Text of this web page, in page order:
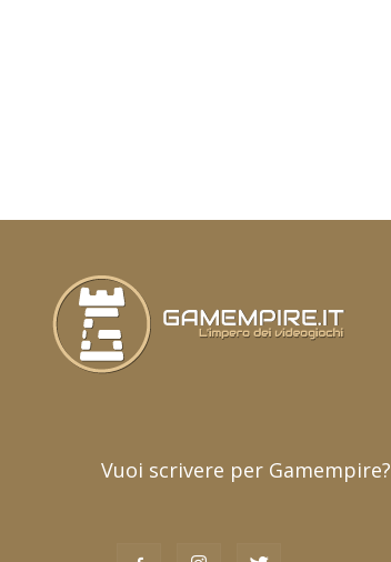
Vuoi scrivere per Gamempire?